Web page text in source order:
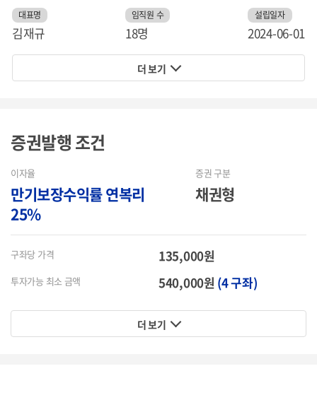
대표명
김재규
임직원 수
18명
설립일자
2024-06-01
더 보기
증권발행조건
이자율
만기보장수익률 연복리
25%
증권 구분
채권형
구좌당 가격 135,000원
투자가능 최소 금액 540,000원 (4 구좌)
더 보기